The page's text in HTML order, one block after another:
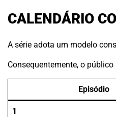
CALENDÁRIO
A série adota um modelo
Consequentemente, o
Episódio
1